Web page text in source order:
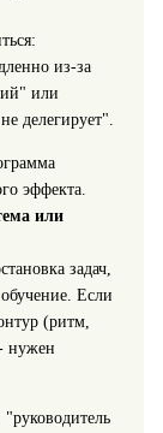
из-за
или
делегирует".
эффекта.
или
задач,
Если
(ритм,
нужен